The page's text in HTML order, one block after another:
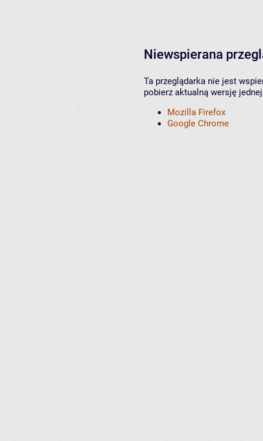
Niewspierana
Ta przeglądarka nie jest
pobierz aktualną wersję
Mozilla Firefox
Google Chrome